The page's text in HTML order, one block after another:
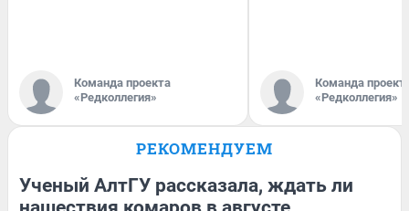
Команда проекта
«Редколлегия»
Команда
«Редколлегия»
РЕКОМЕНДУЕМ
Ученый АлтГУ рассказала, ждать ли